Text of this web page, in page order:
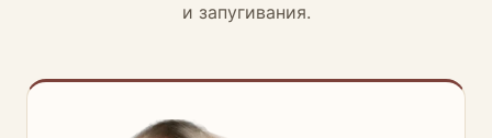
и запугивания.